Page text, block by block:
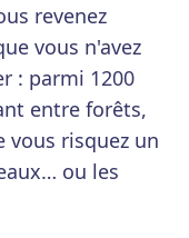
revenez
vous n'avez
: parmi 1200
entre forêts,
vous risquez un
ou les